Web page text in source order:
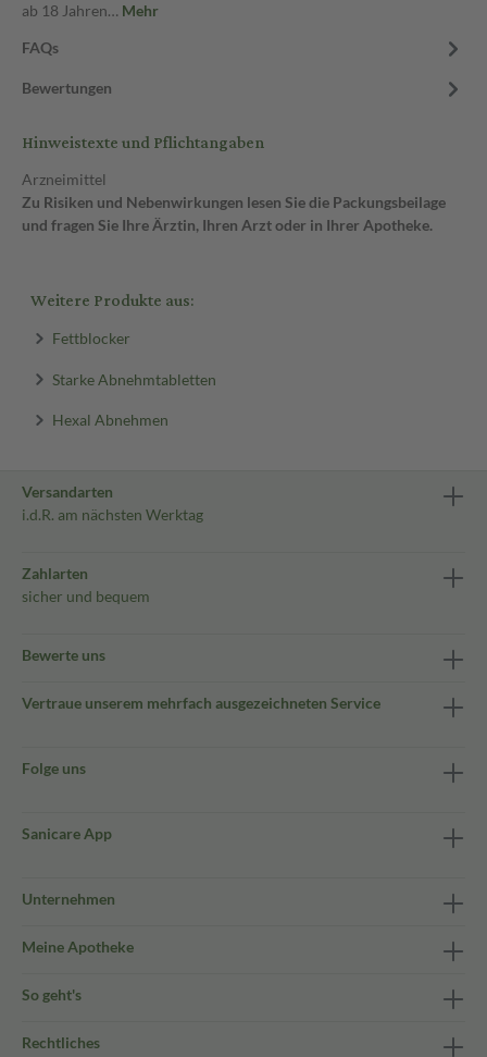
ab 18 Jahren… Mehr
FAQs
Bewertungen
Hinweistexte und Pflichtangaben
Arzneimittel
Zu Risiken und Nebenwirkungen lesen Sie die Packungsbeilage
und fragen Sie Ihre Ärztin, Ihren Arzt oder in Ihrer Apotheke.
Weitere Produkte aus:
Fettblocker
Starke Abnehmtabletten
Hexal Abnehmen
Versandarten
i.d.R. am nächsten Werktag
Zahlarten
sicher und bequem
Bewerte uns
Vertraue unserem mehrfach ausgezeichneten Service
Folge uns
Sanicare App
Unternehmen
Meine Apotheke
So geht's
Rechtliches